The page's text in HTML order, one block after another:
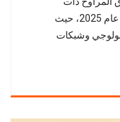
التدفق المحوري العالمي نموه الثابت في عام 2025، حيث
وشبكات